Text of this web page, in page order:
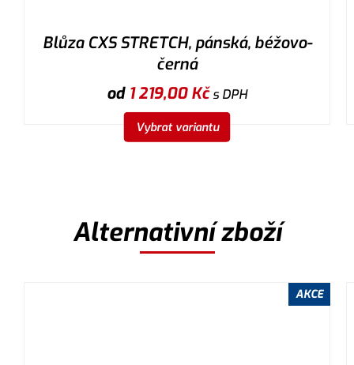
Blůza CXS STRETCH, pánská, béžovo-
černá
od 1 219,00Kčs DPH
Vybrat variantu
Alternativní zboží
AKCE